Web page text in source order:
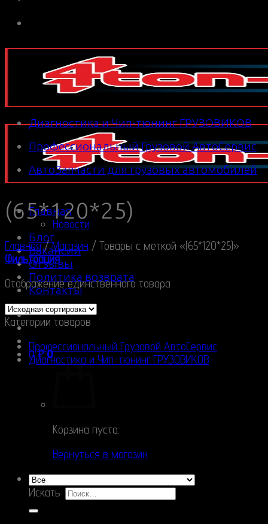
Главная
Новости
Блог
Вакансии
Отзывы
Политика возврата
Контакты
0₽0
Корзина пуста.
Вернуться в магазин
Искать:
Диагностика и Чип-тюнинг ГРУЗОВИКОВ
Профессиональный Грузовой АвтоСервис
АвтоЗапчасти для грузовых автомобилей
(65*120*25)
Главная / Магазин / Товары с меткой «(65*120*25)»
Фильтрация
Отображение единственного товара
Категории товаров
Профессиональный Грузовой АвтоСервис
Диагностика и Чип-тюнинг ГРУЗОВИКОВ